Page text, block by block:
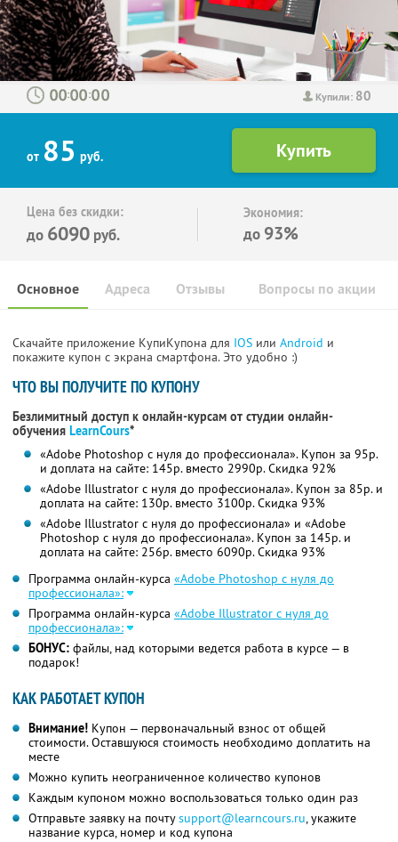
Купили: 80
: :
от 85 руб.
Цена без скидки:
до 6090 руб.
Экономия:
до 93%
Основное Отзывы Вопросы по акции
Адреса
Скачайте приложение КупиКупона для IOS или Android и
покажите купон с экрана смартфона. Это удобно :)
ЧТО ВЫ ПОЛУЧИТЕ ПО КУПОНУ
Безлимитный доступ к онлайн-курсам от студии онлайн-
обучения LearnCours*
«Adobe Photoshop с нуля до профессионала». Купон за 95р.
и доплата на сайте: 145р. вместо 2990р. Скидка 92%
«Adobe Illustrator с нуля до профессионала». Купон за 85р. и
доплата на сайте: 130р. вместо 3100р. Скидка 93%
«Adobe Illustrator с нуля до профессионала» и «Adobe
Photoshop с нуля до профессионала». Купон за 145р. и
доплата на сайте: 256р. вместо 6090р.Скидка 93%
Программа онлайн-курса «Adobe Photoshop с нуля до
профессионала»:
Программа онлайн-курса «Adobe Illustrator с нуля до
профессионала»:
БОНУС: файлы, над которыми ведется работа в курсе — в
подарок!
КАК РАБОТАЕТ КУПОН
Внимание! Купон — первоначальный взнос от общей
стоимости. Оставшуюся стоимость необходимо доплатить на
месте
Можно купить неограниченное количество купонов
Каждым купоном можно воспользоваться только один раз
Отправьте заявку на почтуsupport@learncours.ru, укажите
название курса, номер и код купона